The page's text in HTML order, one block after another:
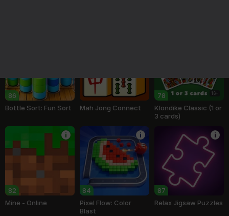
86
Bottle Sort: Fun Sort
Mah Jong Connect
78 16+
Klondike Classic (1 or
3 cards)
82
Mine - Online
84
Pixel Flow: Color
Blast
87
Relax Jigsaw Puzzles